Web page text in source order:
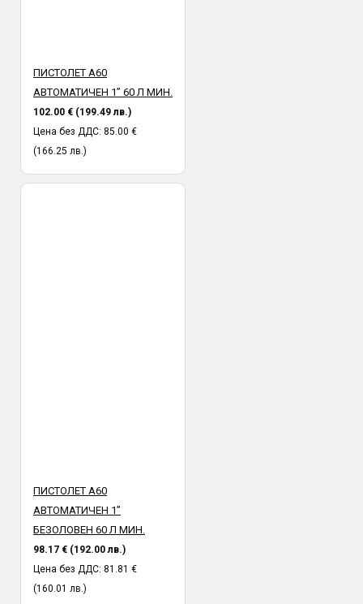
ПИСТОЛЕТ A60
АВТОМАТИЧЕН 1” 60 Л МИН.
102.00 € (199.49 лв.)
Цена без ДДС: 85.00 €
(166.25 лв.)
ПИСТОЛЕТ A60
АВТОМАТИЧЕН 1”
БЕЗОЛОВЕН 60 Л МИН.
98.17 € (192.00 лв.)
Цена без ДДС: 81.81 €
(160.01 лв.)